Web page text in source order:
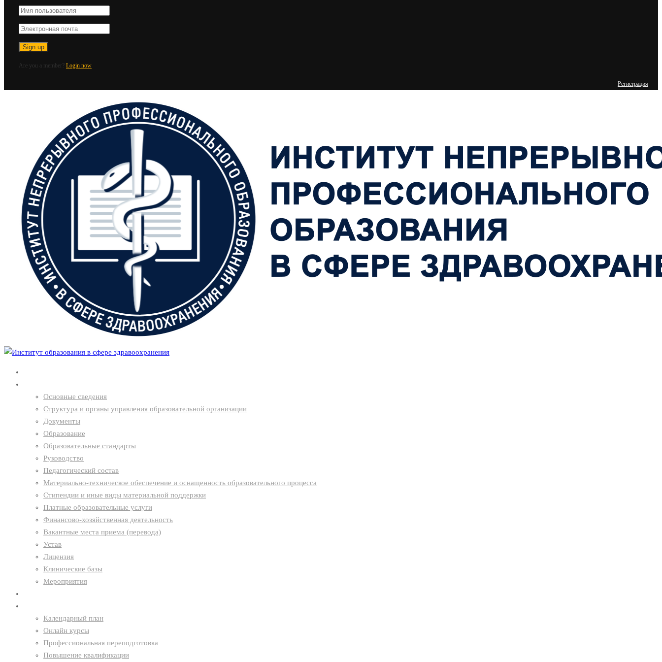
Are you a member? Login now
Регистрация
Основные сведения
Структура и органы управления образовательной организации
Документы
Образование
Образовательные стандарты
Руководство
Педагогический состав
Материально-техническое обеспечение и оснащенность образовательного процесса
Стипендии и иные виды материальной поддержки
Платные образовательные услуги
Финансово-хозяйственная деятельность
Вакантные места приема (перевода)
Устав
Лицензия
Клинические базы
Мероприятия
Календарный план
Онлайн курсы
Профессиональная переподготовка
Повышение квалификации